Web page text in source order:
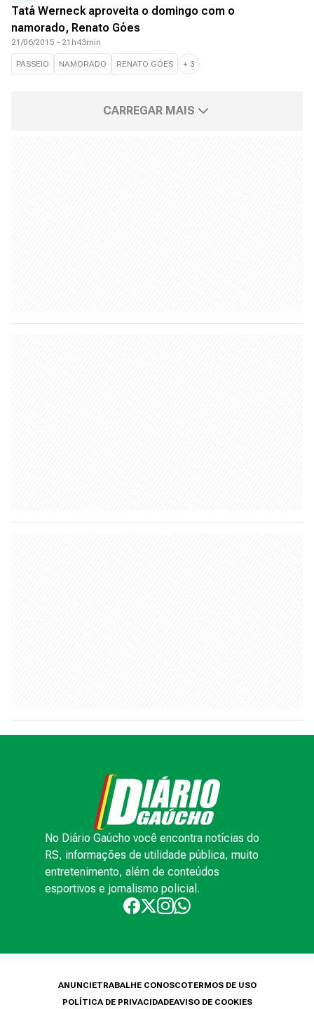
Tatá Werneck aproveita o domingo com o
namorado, Renato Góes
21/06/2015 - 21h43min
PASSEIO NAMORADO RENATO GÓES + 3
CARREGAR MAIS
No Diário Gaúcho você encontra notícias do
RS, informações de utilidade pública, muito
entretenimento, além de conteúdos
esportivos e jornalismo policial.
ANUNCIETRABALHE CONOSCOTERMOS DE USO
POLÍTICA DE PRIVACIDADEAVISO DE COOKIES